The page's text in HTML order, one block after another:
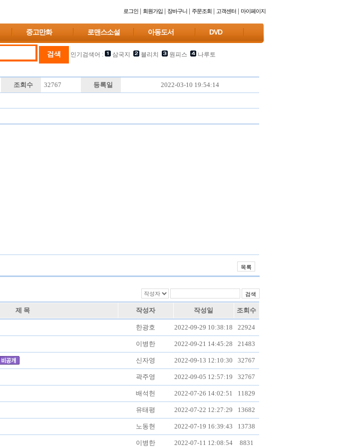
로그인| 회원가입| 장바구니| 주문조회| 고객센터| 마이페이지
중고만화 로맨스소설 아동도서 DVD
인기검색어 : 삼국지 블리치 원피스 나루토
조회수 32767 등록일 2022-03-10 19:54:14
제 목 작성자 작성일 조회수
한광호 2022-09-29 10:38:18 22924
이병한 2022-09-21 14:45:28 21483
신자영 2022-09-13 12:10:30 32767
곽주영 2022-09-05 12:57:19 32767
배석헌 2022-07-26 14:02:51 11829
유태평 2022-07-22 12:27:29 13682
노동현 2022-07-19 16:39:43 13738
이병한 2022-07-11 12:08:54 8831